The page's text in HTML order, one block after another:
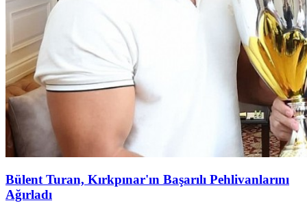
Bülent Turan, Kırkpınar'ın Başarılı Pehlivanlarını
Ağırladı